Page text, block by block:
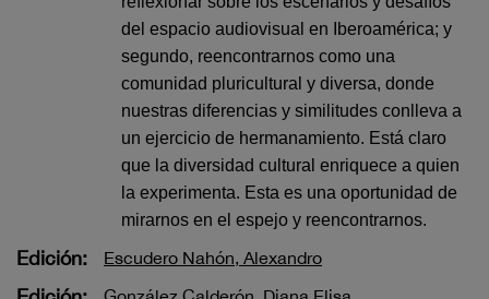
del espacio audiovisual en Iberoamérica; y
segundo, reencontrarnos como una
comunidad pluricultural y diversa, donde
nuestras diferencias y similitudes conlleva a
un ejercicio de hermanamiento. Está claro
que la diversidad cultural enriquece a quien
la experimenta. Esta es una oportunidad de
mirarnos en el espejo y reencontrarnos.
Edición: Escudero Nahón, Alexandro